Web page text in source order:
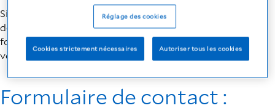
Si vous souhaitez obtenir des informations sur un groupe
de produits, un produit ou un service, veuillez remplir le
formulaire ci-dessous. Votre demande sera transmise à
votre contact local.
Formulaire de contact :
Réglage des cookies
Cookies strictement nécessaires Autoriser tous les cookies